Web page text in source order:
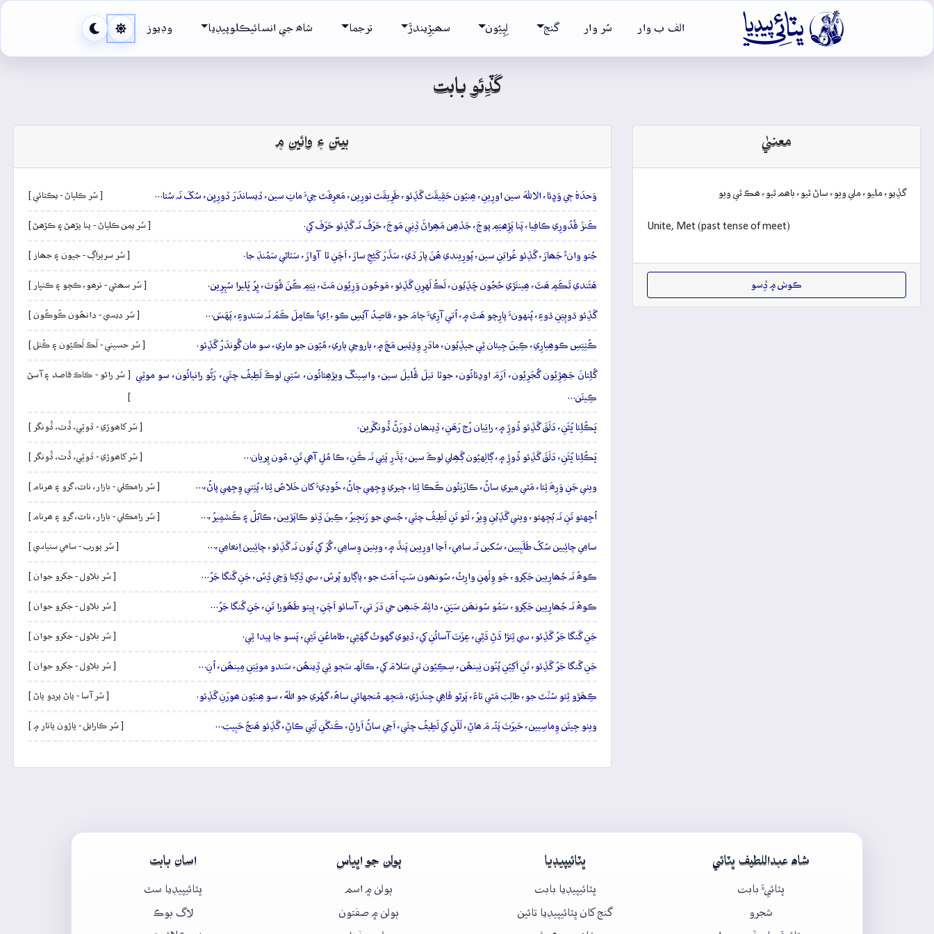
 الف ب وار سُر وار گنج لِپِيُون سھيڙِيندڙَ ترجما شاھ جي انسائيڪلوپيڊيا وڊيوز
گَڏِئو بابت
معنيٰ
گڏِيو، مليو، ملي ويو، ساڻ ٿيو، باھم ٿيو، ھڪ ٿي ويو
Unite, Met (past tense of meet)
ڪوش ۾ ڏِسو
بيتن ۽ وائين ۾
وَحدَہٗ جٖي وَڍِئا، الاللهَ سين اورِينِ، ھِنيُون حَقِيقَتَ گَڏِئو، طَرِيقَتَ تورِين، مَعرِفَتَ جِيءَ ماٺِ سين، ڏيساندَرَ ڏورِيِن، سُکَ نَہ سُتا… [ سُر ڪلياڻ - يڪتائي ]
ڪَنزَ قُدُورِي ڪافِيا، پَنا پَڙِهيَمِ پوڄَ، جَڏھِن مَھِراڻَ ڏِنِي مَوجَ، حَرَفُ نَہ گَڏِئو حَرَفَ کي. [ سُر يمن ڪلياڻ - پنا پڙهڻ ۽ ڪڙهڻ ]
جُتو وانءُ جَھازَ، گَڏِئو غُرابَنِ سين، پُورِيندي ھُنَ پارَ ڏي، سَڌَرَ کَڻِجِ سازَ، اَچَنِ ٿا آوازَ، سَٽاڻي سَمُنڊَ جا. [ سُر سريراڳ - جيون ۽ جھاز ]
ھَڻَندي ٿَڪَمِ ھَٿَ، ھِينئَڙي حُجُون ڇَڏِيُون، لَڪُ لَهرِنِ گَڏِئو، مَوجُون وَرِيُون مَٿَ، نِيَمِ ڪُنَ قُوَتَ، ڀِرُ ڀَليرا سُپِرِين. [ سُر سھڻي - ترھو، ڪچو ۽ ڪنڀار ]
گَڏِئو ڌوٻِيَنِ ڌوءِ، پُنهونءَ پارِچو ھَٿَ ۾، اُتي آرِيءَ ڄامَ جو، قاصِدُ آيُسِ ڪو، اِيءُ ڪامِلَ ڪَمُ نَہ سَندوءِ، پَهَسَ… [ سُر ديسي - دانھُون ڪُوڪُون ]
ڪُٺِيَسِ ڪوھِيارِي، ڪِينَ جِيئان ٿِي جيڏِيُون، مادَرِ وِڌِيَسِ مَچَ ۾، ٻاروچي ٻاري، مُيُون جو ماري، سو مان گُوندَرُ گَڏِئو. [ سُر حسيني - لَڪ لَڪيُون ۽ ڪُٺل ]
گُلِتانَ جَھِڙِيُون گُجَرِيُون، اَرَمَ اوڍئائُون، جوٽا تيلَ ڦُليلَ سين، واسِينگَ ويڙھِئائُون، سُتِي لوڪَ لَطِيفُ چئَي، رَڻُو رانيائُون، سو موٽِي
ڪِيئَن…
[ سُر راڻو - ڪاڪ قاصد ۽ آسڻ
ڀَڪُلِئا ڀُڻَنِ، دَلَقَ گَڏِئو ڌُوڙِ ۾، راتِيان رُڃ رَھَنِ، ڏِينھان ڏورَڻُ ڏُونگَرين. [ سُر کاھوڙي - ڏوٿِي، ڏُٿ، ڏُونگر ]
ڀَڪُلِئا ڀُڻَنِ، دَلَقَ گَڏِئو ڌُوڙِ ۾، ڳالِهيُون ڳَھِلي لوڪَ سين، پَڌَرِ پَئِي نَہ ڪَنِ، ڪا مُلِ آھي تَنِ، مُون پِريان… [ سُر کاھوڙي - ڏوٿِي، ڏُٿ، ڏُونگر ]
ويٺي جَنِ وَرِھَ ٿِئا، مَٿي ميري ساڻُ، ڪارَنِئُون ڪَڪا ٿِئا، ڄيري وِجِهي ڄاڻُ، خُودِيءَ کان خَلاصُ ٿِئا، پُٺِتي وِجِهي پاڻُ،… [ سُر رامڪلي - بازار، ناٿ، گرو ۽ ھرنام ]
اُجِهئو تَنِ نَہ ٻُجِهئو، ويٺي گَڏِيُنِ وِيرُ، لَٿو تَنِ لَطِيفُ چئَي، جُسي جو زَنجِيرُ، ڪِينَ ڏِٺو ڪاپَڙيين، ڪابُلُ ۽ ڪَشمِيرُ،… [ سُر رامڪلي - بازار، ناٿ، گرو ۽ ھرنام ]
سامِي چائِيين سُکُ طَلَبِيين، سُکين نَہ سامِي، اَڃا اورِيين پَنڌَ ۾، ويٺين وِسامِي، گُرَ کي تُون نَہ گَڏِئو، چائِيين اِنعامِي،… [ سُر پورب - سامي سنياسي ]
ڪوھُ نَہ جُھارِيين جَکِرو، جَو وِلَهنِ وارِثُ، سُونھون سَڀَ اُمَتَ جو، پاڳارو پُرسُ، سي ڏِکِئا وَڃِي ڏِسُ، جَنِ گَنگا جَرُ… [ سُر بلاول - جکرو جوان ]
ڪوھُ نَہ جُھارِيين جَکِرو، سَمُو سُونھَن سَڀَنِ، دائِمُ جَنھِن جي دَرَ تي، آسائو اَچَنِ، پِيتو طَھُورا تَنِ، جَنِ گَنگا جَرُ… [ سُر بلاول - جکرو جوان ]
جَنِ گَنگا جَرُ گَڏِئو، سي ٿِئڙا ڌَڻِ ڌَڻِي، عِزَتَ آسائُنِ کي، ڏيوي گهوٽُ گهَڻِي، طاماعُنِ تَڻِي، پَسو جا پيدا ٿِي. [ سُر بلاول - جکرو جوان ]
جَنِ گَنگا جَرُ گَڏِئو، تَنِ اَکِيُنِ پُنُون نِينھُن، سِڪِيُون ٿي سَلامَ کي، ڪالَهہ سَڄو ئِي ڏِينھُن، سَندو موتِيَنِ مِينھُن، اُنِ… [ سُر بلاول - جکرو جوان ]
ڪِھَڙو ٿِئو سُنَّتَ جو، طالِبَ مَٿي تاءُ، پَرڻو ڦاھِي جِندَڙي، مَنجِهہ مُنجهائي ساھُ، گهُري جو اللهُ، سو ھِنيُون ھورَنِ گَڏِئو. [ سُر آسا - پاڻ پردو پاڻ ]
ويٺو جِيئَن وِماسِيين، حَيرَتَ پَئُہ مَ ھاڻِ، لَلَنِ کي لَطِيفُ چئَي، اَڇي ساڻُ اَراڻِ، ڪَنگَنِ لَٿِي ڪاڻِ، گَڏِئو ھَنجُ حَبِيبَ… [ سُر ڪارايل - پاڙون پاتار ۾ ]
شاھ عبداللطيف ڀٽائي
ڀٽائيءَ بابت
شجرو
ڀٽائيپيڊيا
ڀٽائيپيڊيا بابت
گنج کان ڀٽائيپيڊيا تائين
ٻولن جو اڀياس
ٻولن ۾ اسم
ٻولن ۾ صفتون
اسان بابت
ڀٽائيپيڊيا سٿ
لاگ بوڪ